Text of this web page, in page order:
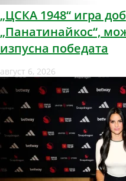
„ЦСКА 1948“ игра
„Панатинайкос“,
изпусна победата
август 6, 2026